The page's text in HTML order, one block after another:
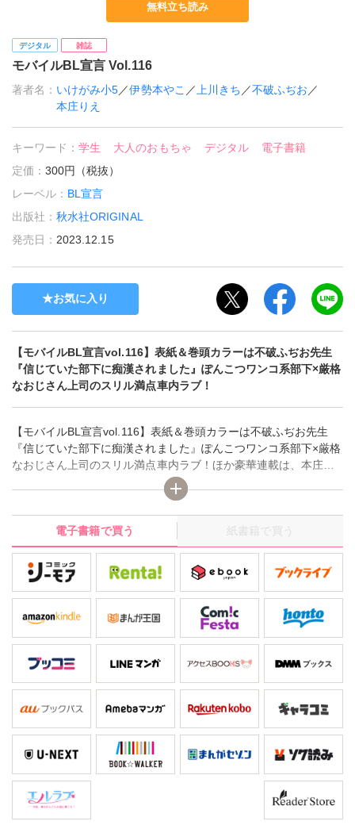
無料立ち読み
デジタル 雑誌
モバイルBL宣言 Vol.116
著者名： いけがみ小5／伊勢本やこ ／ 上川きち ／不破ふぢお ／
本庄りえ
キーワード：学生 大人のおもちゃ デジタル
電子書籍
定価：300円（税抜）
レーベル： BL宣言
出版社：秋水社ORIGINAL
発売日： 2023.12.15
お気に入り
【モバイルBL宣言vol.116】表紙＆巻頭カラーは不破ふぢお先生
『信じていた部下に痴漢されました』ぽんこつワンコ系部下×厳格
なおじさん上司のスリル満点車内ラブ！
【モバイルBL宣言vol.116】表紙＆巻頭カラーは不破ふぢお先生
『信じていた部下に痴漢されました』ぽんこつワンコ系部下×厳格
なおじさん上司のスリル満点車内ラブ！ほか豪華連載は、本庄り
え先生『自惚れとランジェリー～ハイスペ同期の困った愛し方
～』、いけがみ小5先生『幼馴染をメスイキ調教～好きだからＮＴ
Ｒ（寝取り）ます』、伊勢本やこ先生『酔いどれワンコは何も覚
えてない』、上川きち先生『愛欲調教』。
電子書籍で買う 紙書籍で買う